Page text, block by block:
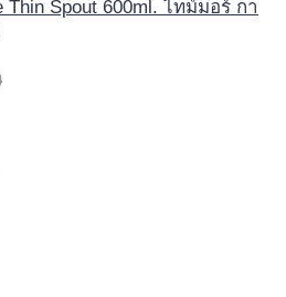
Thin Spout 600ml. ไทม์มอร์ กา